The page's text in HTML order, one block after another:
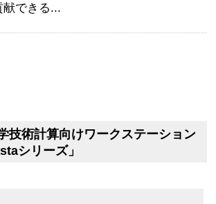
献できる...
技術計算向けワークステーション
シリーズ」